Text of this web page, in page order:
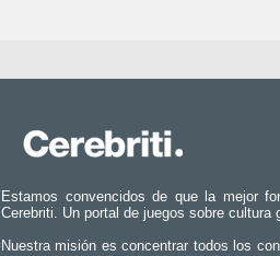
Estamos convencidos de que la mejor
Cerebriti. Un portal de juegos sobre cultura
Nuestra misión es concentrar todos los